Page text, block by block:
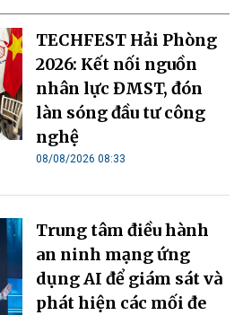
TECHFEST Hải Phòng
2026: Kết nối nguồn
nhân lực ĐMST, đón
làn sóng đầu tư công
nghệ
08/08/2026 08:33
Trung tâm điều hành
an ninh mạng ứng
dụng AI để giám sát và
phát hiện các mối đe